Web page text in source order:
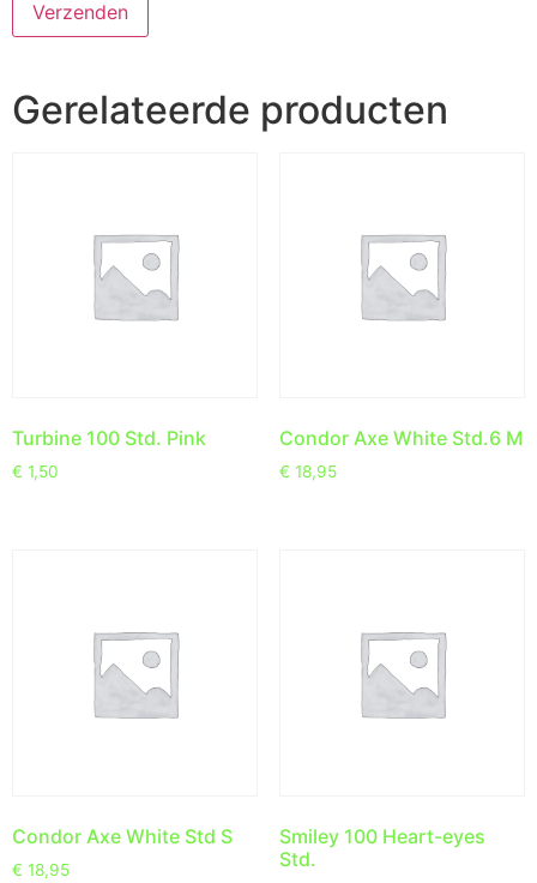
Gerelateerde producten
Turbine 100 Std. Pink
€ 1,50
Condor Axe White Std.6 M
€ 18,95
Condor Axe White Std S
€ 18,95
Smiley 100 Heart-eyes
Std.